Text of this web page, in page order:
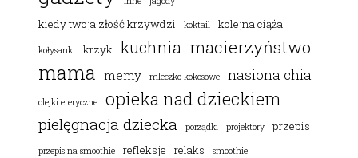
kiedy twoja złość krzywdzi koktail kolejna ciąża
kołysanki krzyk kuchnia macierzyństwo
mama memy mleczko kokosowe nasiona chia
olejki eteryczne opieka nad dzieckiem
pielęgnacja dziecka porządki projektory przepis
przepis na smoothie refleksje relaks smoothie